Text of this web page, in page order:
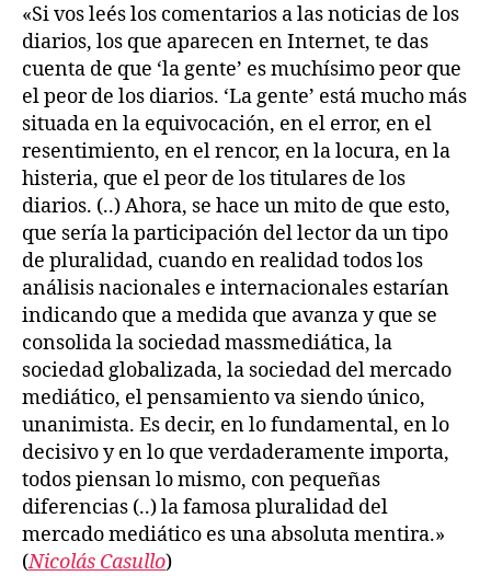
«Si vos leés los comentarios a las noticias de los
diarios, los que aparecen en Internet, te das
cuenta de que ‘la gente’ es muchísimo peor que
el peor de los diarios. ‘La gente’ está mucho más
situada en la equivocación, en el error, en el
resentimiento, en el rencor, en la locura, en la
histeria, que el peor de los titulares de los
diarios. (..) Ahora, se hace un mito de que esto,
que sería la participación del lector da un tipo
de pluralidad, cuando en realidad todos los
análisis nacionales e internacionales estarían
indicando que a medida que avanza y que se
consolida la sociedad massmediática, la
sociedad globalizada, la sociedad del mercado
mediático, el pensamiento va siendo único,
unanimista. Es decir, en lo fundamental, en lo
decisivo y en lo que verdaderamente importa,
todos piensan lo mismo, con pequeñas
diferencias (..) la famosa pluralidad del
mercado mediático es una absoluta mentira.»
(Nicolás Casullo)